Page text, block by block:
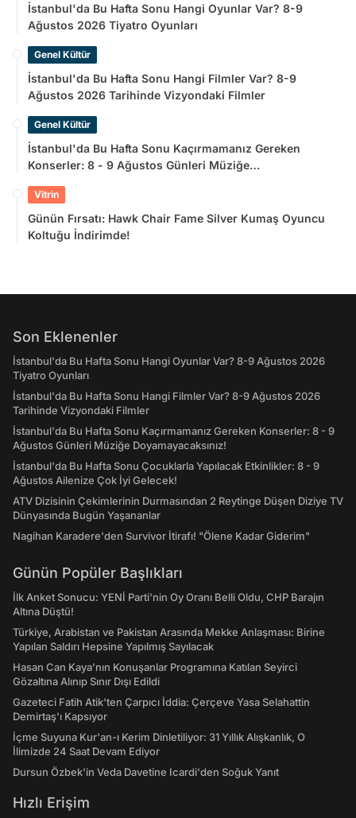
İstanbul'da Bu Hafta Sonu Hangi Oyunlar Var? 8-9
Ağustos 2026 Tiyatro Oyunları
Genel Kültür
İstanbul'da Bu Hafta Sonu Hangi Filmler Var? 8-9
Ağustos 2026 Tarihinde Vizyondaki Filmler
Genel Kültür
İstanbul'da Bu Hafta Sonu Kaçırmamanız Gereken
Konserler: 8 - 9 Ağustos Günleri Müziğe
Vitrin
Günün Fırsatı: Hawk Chair Fame Silver Kumaş Oyuncu
Koltuğu İndirimde!
Son Eklenenler
İstanbul'da Bu Hafta Sonu Hangi Oyunlar Var? 8-9 Ağustos 2026
Tiyatro Oyunları
İstanbul'da Bu Hafta Sonu Hangi Filmler Var? 8-9 Ağustos 2026
Tarihinde Vizyondaki Filmler
İstanbul'da Bu Hafta Sonu Kaçırmamanız Gereken Konserler: 8 - 9
Ağustos Günleri Müziğe Doyamayacaksınız!
İstanbul'da Bu Hafta Sonu Çocuklarla Yapılacak Etkinlikler: 8 - 9
Ağustos Ailenize Çok İyi Gelecek!
ATV Dizisinin Çekimlerinin Durmasından 2 Reytinge Düşen Diziye TV
Dünyasında Bugün Yaşananlar
Nagihan Karadere'den Survivor İtirafı! "Ölene Kadar Giderim"
Günün Popüler Başlıkları
İlk Anket Sonucu: YENİ Parti'nin Oy Oranı Belli Oldu, CHP Barajın
Altına Düştü!
Türkiye, Arabistan ve Pakistan Arasında Mekke Anlaşması: Birine
Yapılan Saldırı Hepsine Yapılmış Sayılacak
Hasan Can Kaya’nın Konuşanlar Programına Katılan Seyirci
Gözaltına Alınıp Sınır Dışı Edildi
Gazeteci Fatih Atik'ten Çarpıcı İddia: Çerçeve Yasa Selahattin
Demirtaş'ı Kapsıyor
İçme Suyuna Kur'an-ı Kerim Dinletiliyor: 31 Yıllık Alışkanlık, O
İlimizde 24 Saat Devam Ediyor
Dursun Özbek'in Veda Davetine Icardi'den Soğuk Yanıt
Hızlı Erişim